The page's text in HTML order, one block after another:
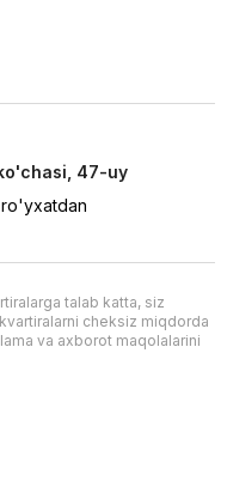
47-uy
talab katta, siz
cheksiz miqdorda
va axborot maqolalarini